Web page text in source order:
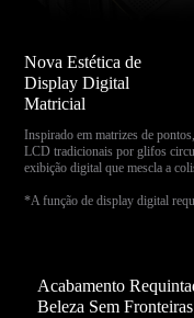
Nova Estética de
Display Digital
Matricial
Inspirado em matrizes de
LCD tradicionais por glifos
exibição digital que mescla a
*A função de display digital
Acabamento
Beleza Sem Fronteiras